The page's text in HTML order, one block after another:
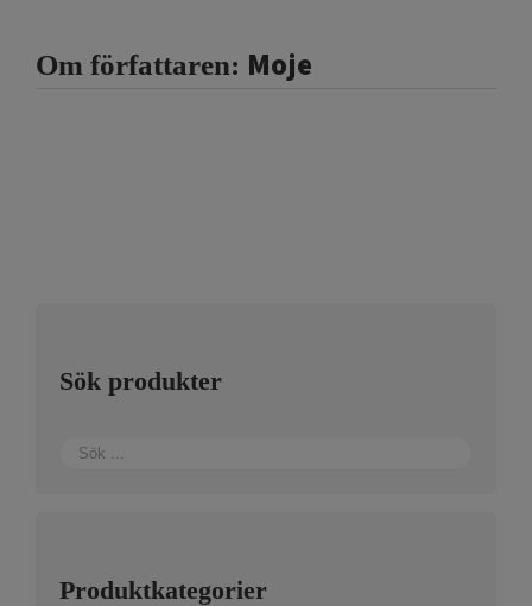
Om författaren: Moje
Sök produkter
Produktkategorier